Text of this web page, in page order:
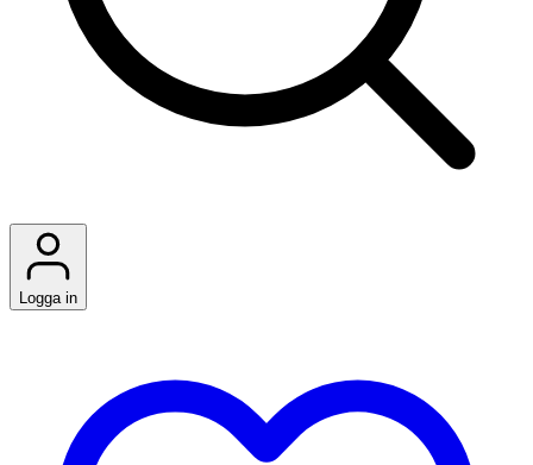
Logga in